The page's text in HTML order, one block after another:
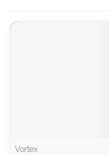
Vortex